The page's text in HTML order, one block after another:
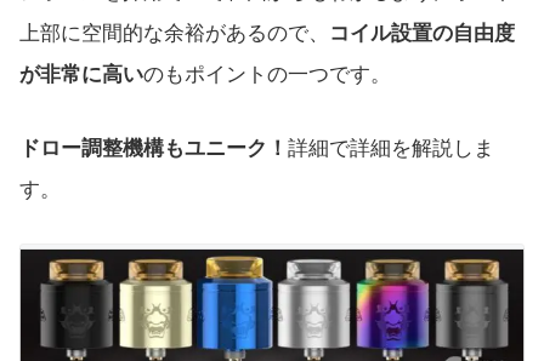
上部に空間的な余裕があるので、
コイル設置の自由度
が非常に高いのもポイントの一つです。
ドロー調整機構もユニーク！ 詳細で詳細を解説しま
す。